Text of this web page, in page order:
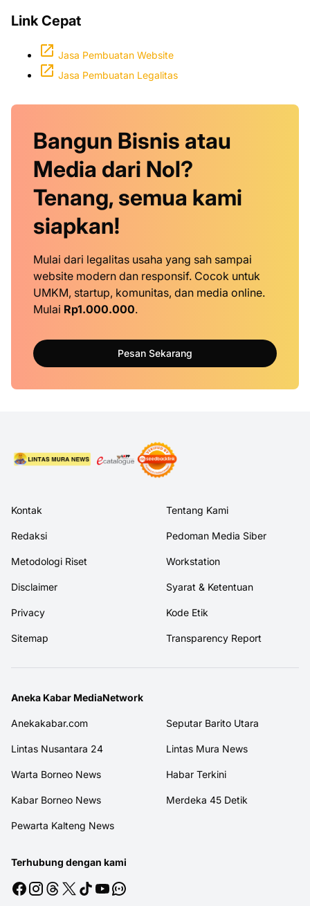
Link Cepat
Jasa Pembuatan Website
Jasa Pembuatan Legalitas
Bangun Bisnis atau
Media dari Nol?
Tenang, semua kami
siapkan!
Mulai dari legalitas usaha yang sah sampai
website modern dan responsif. Cocok untuk
UMKM, startup, komunitas, dan media online.
Mulai Rp1.000.000.
Pesan Sekarang
Kontak Tentang Kami
Redaksi Pedoman Media Siber
Metodologi Riset Workstation
Disclaimer Syarat & Ketentuan
Privacy Kode Etik
Sitemap Transparency Report
Aneka Kabar MediaNetwork
Anekakabar.com Seputar Barito Utara
Lintas Nusantara 24 Lintas Mura News
Warta Borneo News Habar Terkini
Kabar Borneo News Merdeka 45 Detik
Pewarta Kalteng News
Terhubung dengan kami